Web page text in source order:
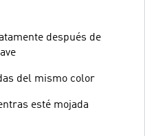
después de
del mismo color
esté mojada